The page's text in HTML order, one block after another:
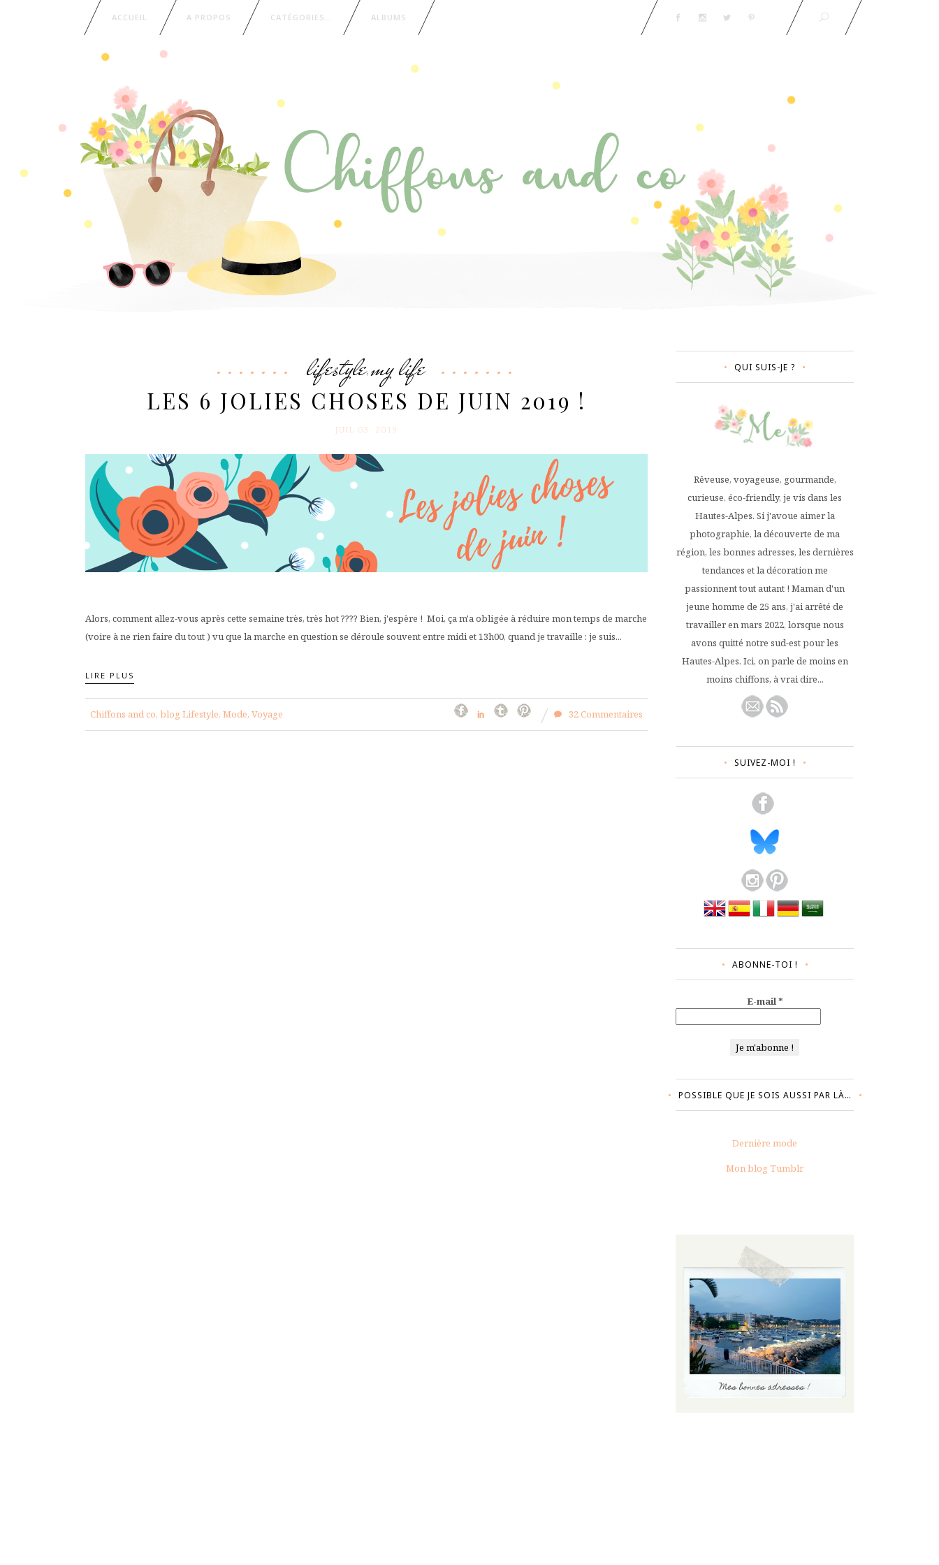
ACCUEIL A PROPOS CATÉGORIES… ALBUMS
lifestyle, my life
LES 6 JOLIES CHOSES DE JUIN 2019 !
JUIL 03. 2019
Alors, comment allez-vous après cette semaine très, très hot ???? Bien, j'espère ! Moi, ça m'a obligée à réduire mon temps de marche
(voire à ne rien faire du tout ) vu que la marche en question se déroule souvent entre midi et 13h00, quand je travaille : je suis...
LIRE PLUS
Chiffons and co, blog Lifestyle, Mode, Voyage 32 Commentaires
QUI SUIS-JE ?
Rêveuse, voyageuse, gourmande,
curieuse, éco-friendly, je vis dans les
Hautes-Alpes. Si j'avoue aimer la
photographie, la découverte de ma
région, les bonnes adresses, les dernières
tendances et la décoration me
passionnent tout autant ! Maman d'un
jeune homme de 25 ans, j'ai arrêté de
travailler en mars 2022, lorsque nous
avons quitté notre sud-est pour les
Hautes-Alpes. Ici, on parle de moins en
moins chiffons, à vrai dire...
SUIVEZ-MOI !
ABONNE-TOI !
E-mail*
POSSIBLE QUE JE SOIS AUSSI PAR LÀ…
Dernière mode
Mon blog Tumblr